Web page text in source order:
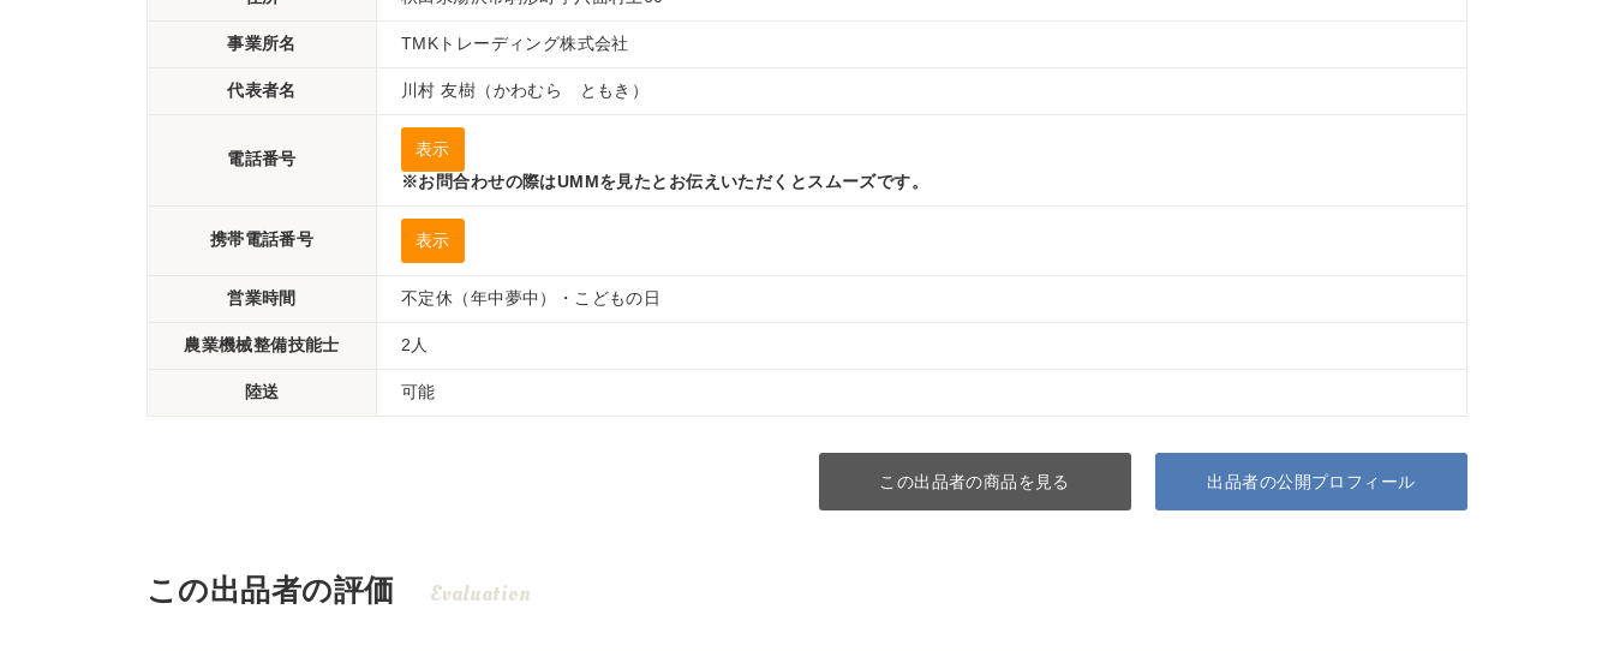
事業所名 TMKトレーディング株式会社
代表者名 川村 友樹（かわむら ともき）
電話番号
表示
※お問合わせの際はUMMを見たとお伝えいただくとスムーズです。
携帯電話番号 表示
営業時間 不定休（年中夢中）・こどもの日
農業機械整備技能士 2人
陸送 可能
この出品者の商品を見る 出品者の公開プロフィール
この出品者の評価 Evaluation